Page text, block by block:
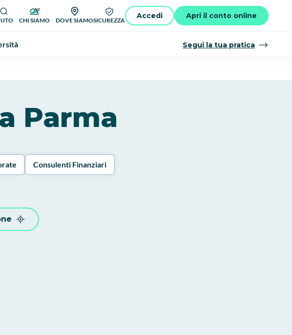
CHI SIAMO DOVE SIAMOSICUREZZA
Accedi Apri il conto online
Segui la tua pratica
Parma
Consulenti Finanziari